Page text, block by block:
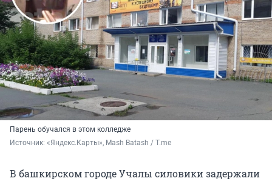
Парень обучался в этом колледже
Источник: «Яндекс.Карты», Mash Batash / T.me
В башкирском городе Учалы силовики задержали